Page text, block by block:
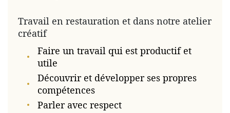
Travail en restauration et dans notre atelier
créatif
Faire un travail qui est productif et
utile
Découvrir et développer ses propres
compétences
Parler avec respect